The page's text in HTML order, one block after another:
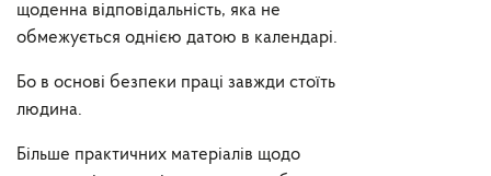
щоденна відповідальність, яка не
обмежується однією датою в календарі.
Бо в основі безпеки праці завжди стоїть
людина.
Більше практичних матеріалів щодо